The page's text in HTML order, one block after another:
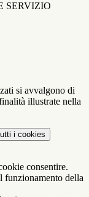
SERVIZIO
si avvalgono di
illustrate nella
i cookies
consentire.
funzionamento della